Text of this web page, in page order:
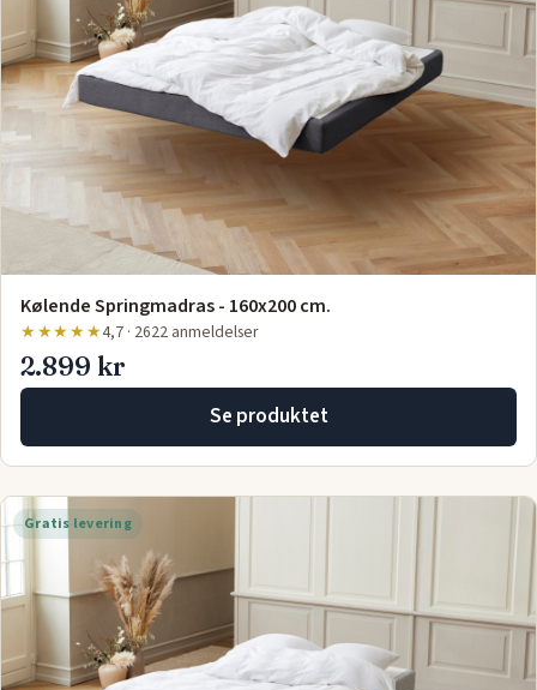
Kølende Springmadras - 160x200 cm.
★★★★★4,7 · 2622 anmeldelser
2.899 kr
Se produktet
Gratis levering